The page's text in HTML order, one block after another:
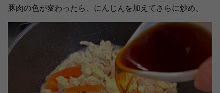
豚肉の色が変わったら、にんじんを加えてさらに炒め、